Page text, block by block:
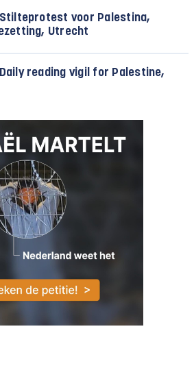
Stilteprotest voor Palestina,
Utrecht
Daily reading vigil for Palestine,